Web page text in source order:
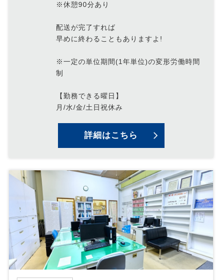
※休憩90分あり
配送が完了すれば
早めに終わることもありますよ!
※一定の単位期間(1年単位)の変形労働時間
制
【勤務できる曜日】
月/水/金/土日祝休み
詳細はこちら